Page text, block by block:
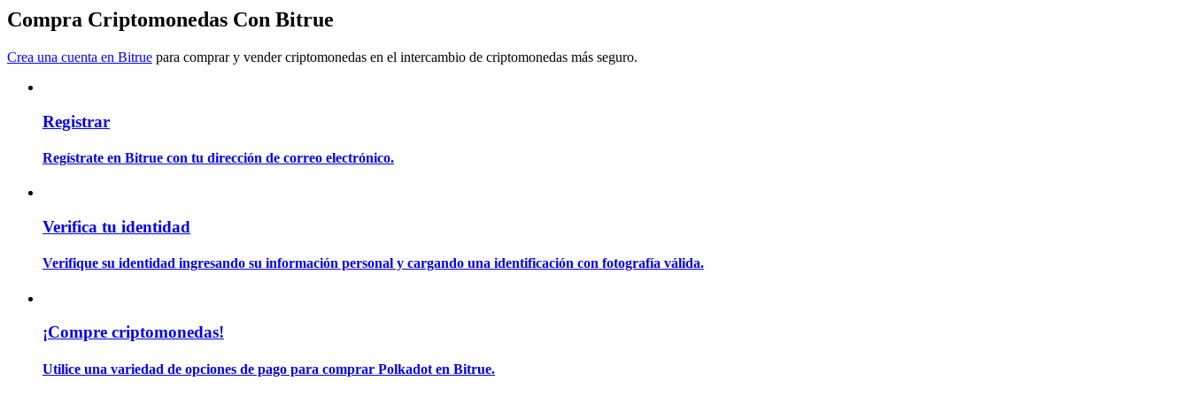
Conviértete en un Trader de Copia
Información
Análisis de big data que incluye información comercial, etc.
Compra Criptomonedas Con Bitrue
Crea una cuenta en Bitrue para comprar y vender criptomonedas en el intercambio de criptomonedas más seguro.
Registrar
Regístrate en Bitrue con tu dirección de correo electrónico.
Verifica tu identidad
Verifique su identidad ingresando su información personal y cargando una identificación con fotografía válida.
¡Compre criptomonedas!
Utilice una variedad de opciones de pago para comprar Polkadot en Bitrue.